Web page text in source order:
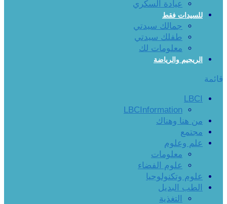
عيادة السكري
للسيدات فقط
جمالك سيدتي
طفلك سيدتي
معلومات لك
الريجيم والرياضة
قائمة
LBCI
LBCInformation
من هنا وهناك
مجتمع
علم وعلوم
معلومات
علوم الفضاء
علوم وتكنولوجيا
الطب البديل
التغذية